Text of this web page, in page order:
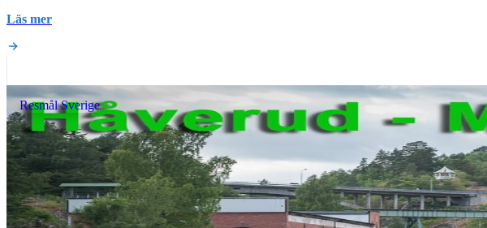
Läs mer
Resmål Sverige